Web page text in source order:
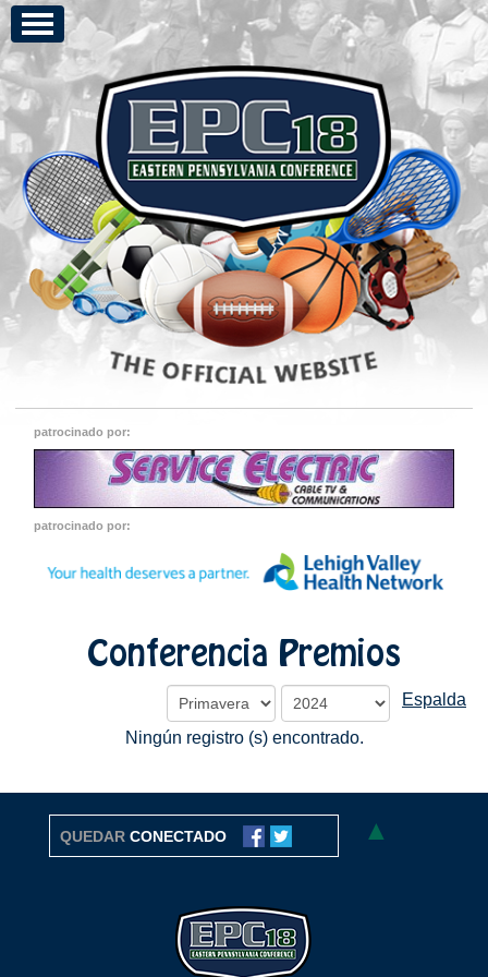
patrocinado por:
patrocinado por:
Conferencia Premios
Espalda
Ningún registro (s) encontrado.
QUEDARCONECTADO ▲